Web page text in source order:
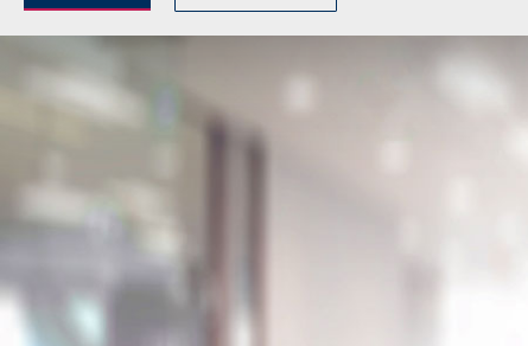
Geschäftsstelle Ralf Dünow Firmenkunden